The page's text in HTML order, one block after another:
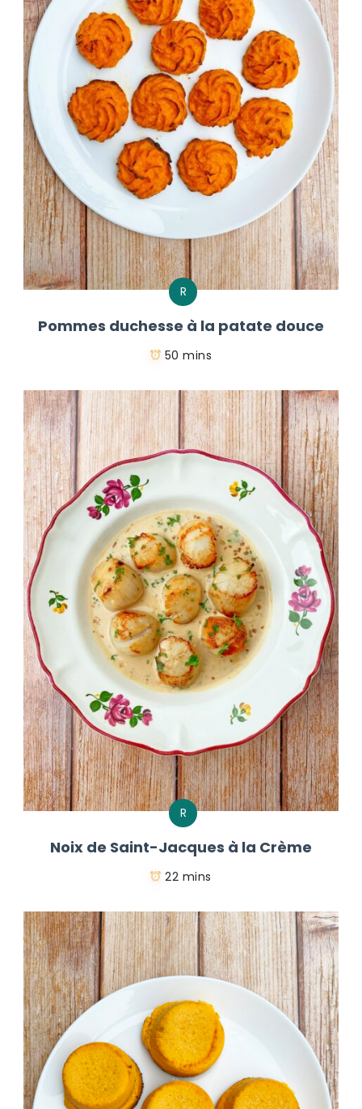
R
Pommes duchesse à la patate douce
50 mins
R
Noix de Saint-Jacques à la Crème
22 mins